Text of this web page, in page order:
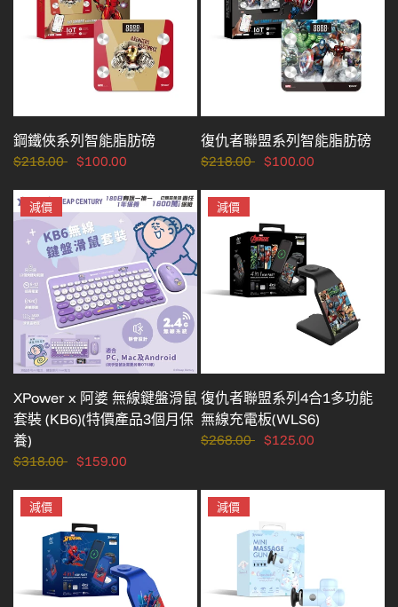
鋼鐵俠系列智能脂肪磅
$218.00 $100.00
復仇者聯盟系列智能脂肪磅
$218.00 $100.00
減價
XPower x 阿婆 無線鍵盤滑鼠
套裝 (KB6)(特價產品3個月保
養)
$318.00 $159.00
減價
復仇者聯盟系列4合1多功能
無線充電板(WLS6)
$268.00 $125.00
減價 減價